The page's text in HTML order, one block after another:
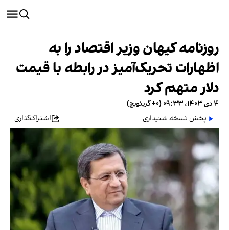
روزنامه کیهان وزیر اقتصاد را به
اظهارات تحریک‌آمیز در رابطه با قیمت
دلار متهم کرد
۴ دی ۱۴۰۳، ۰۹:۳۳ (‎+۰ گرینویچ)
پخش نسخه شنیداری
اشتراک‌گذاری